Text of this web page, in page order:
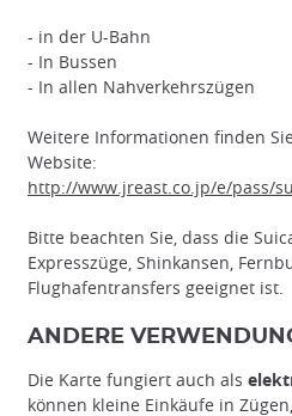
- in der U-Bahn
- In Bussen
- In allen Nahverkehrszügen
Weitere Informationen finden
Website:
http://www.jreast.co.jp/e/pass/
Bitte beachten Sie, dass die
Expresszüge, Shinkansen,
Flughafentransfers geeignet ist.
ANDERE
Die Karte fungiert auch als
können kleine Einkäufe in